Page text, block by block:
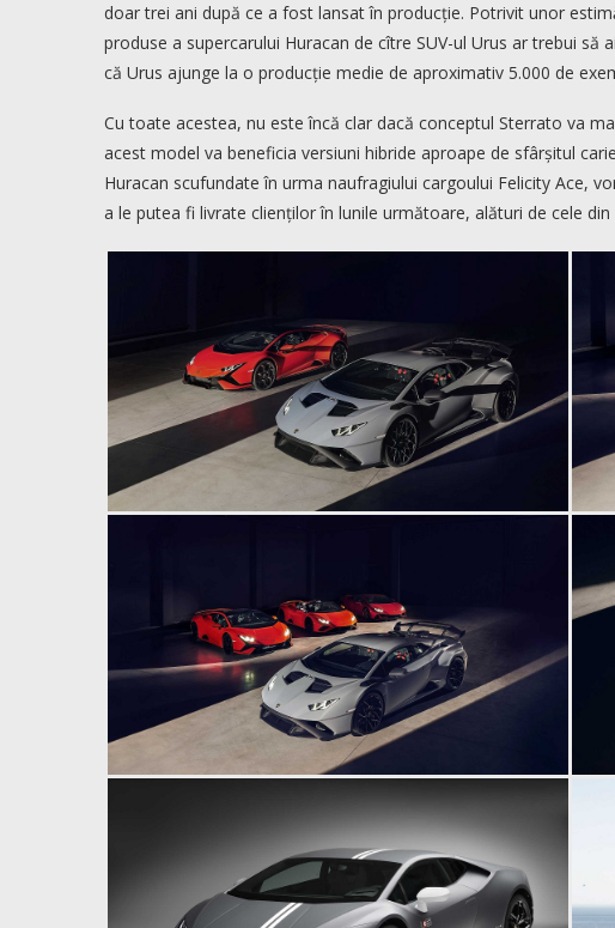
doar trei ani după ce a fost lansat în producție. Potrivit unor
produse a supercarului Huracan de cître SUV-ul Urus ar trebui să
că Urus ajunge la o producție medie de aproximativ 5.000 de
Cu toate acestea, nu este încă clar dacă conceptul Sterrato va
acest model va beneficia versiuni hibride aproape de sfârșitul
Huracan scufundate în urma naufragiului cargoului Felicity Ace,
a le putea fi livrate clienților în lunile următoare, alături de cele